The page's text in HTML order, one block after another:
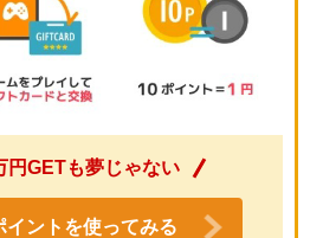
円GETも夢じゃない
イントを使ってみる